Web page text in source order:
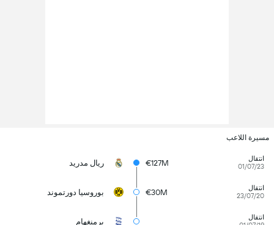
مسيرة اللاعب
انتقال
01/07/23
€127M ريال مدريد
انتقال
23/07/20
€30M بوروسيا دورتموند
انتقال
برمنغهام